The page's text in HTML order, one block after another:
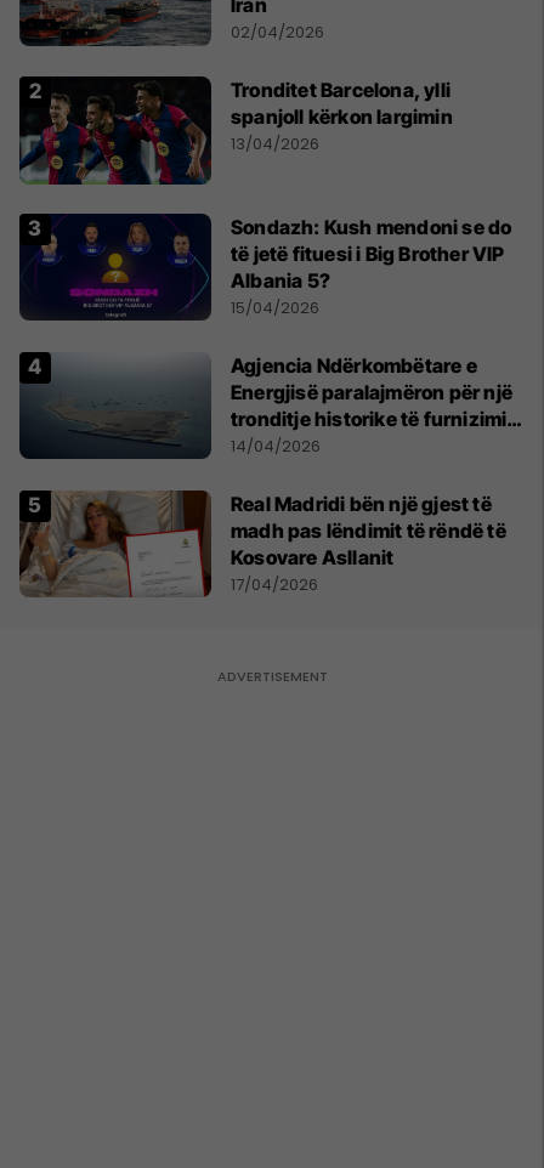
02/04/2026
Tronditet Barcelona, ylli
spanjoll kërkon largimin
13/04/2026
Sondazh: Kush mendoni se do
të jetë fituesi i Big Brother VIP
Albania 5?
15/04/2026
Agjencia Ndërkombëtare e
Energjisë paralajmëron për një
tronditje historike të furnizimit
me naftë, ndërsa lufta me
14/04/2026
Real Madridi bën një gjest të
madh pas lëndimit të rëndë të
Kosovare Asllanit
17/04/2026